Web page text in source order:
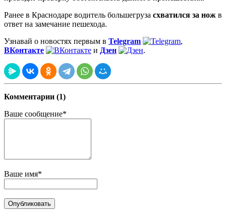
Ранее в Краснодаре водитель большегруза схватился за нож в
ответ на замечание пешехода.
Узнавай о новостях первым в Telegram
,
ВКонтакте
и Дзен .
Комментарии (1)
Ваше сообщение*
Ваше имя*